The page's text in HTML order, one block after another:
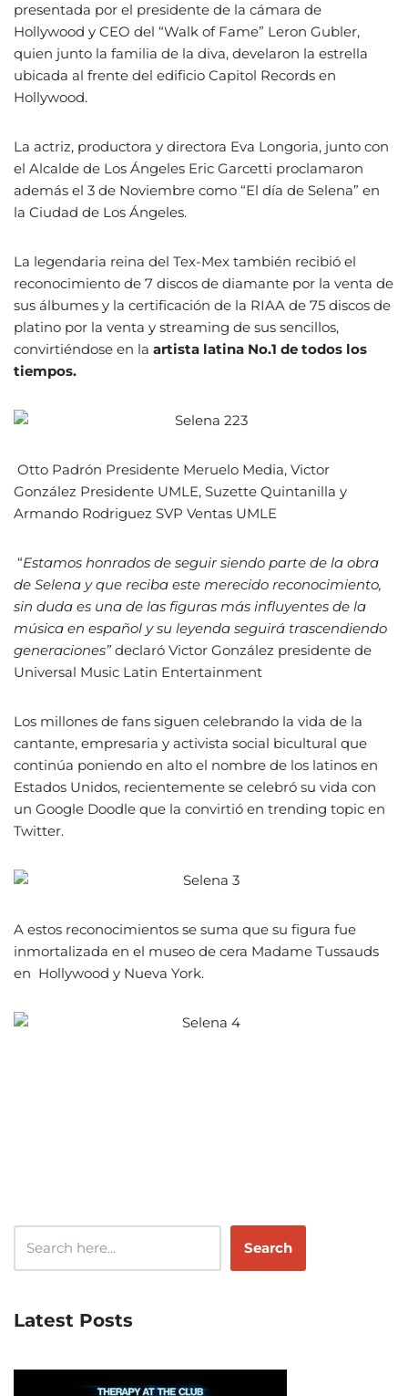
presentada por el presidente de la cámara de
Hollywood y CEO del “Walk of Fame” Leron Gubler,
quien junto la familia de la diva, develaron la estrella
ubicada al frente del edificio Capitol Records en
Hollywood.
La actriz, productora y directora Eva Longoria, junto con
el Alcalde de Los Ángeles Eric Garcetti proclamaron
además el 3 de Noviembre como “El día de Selena” en
la Ciudad de Los Ángeles.
La legendaria reina del Tex-Mex también recibió el
reconocimiento de 7 discos de diamante por la venta de
sus álbumes y la certificación de la RIAA de 75 discos de
platino por la venta y streaming de sus sencillos,
convirtiéndose en la artista latina No.1 de todos los
tiempos.
Otto Padrón Presidente Meruelo Media, Victor
González Presidente UMLE, Suzette Quintanilla y
Armando Rodriguez SVP Ventas UMLE
“Estamos honrados de seguir siendo parte de la obra
de Selena y que reciba este merecido reconocimiento,
sin duda es una de las figuras más influyentes de la
música en español y su leyenda seguirá trascendiendo
generaciones”declaró Victor González presidente de
Universal Music Latin Entertainment
Los millones de fans siguen celebrando la vida de la
cantante, empresaria y activista social bicultural que
continúa poniendo en alto el nombre de los latinos en
Estados Unidos, recientemente se celebró su vida con
un Google Doodle que la convirtió en trending topic en
Twitter.
A estos reconocimientos se suma que su figura fue
inmortalizada en el museo de cera Madame Tussauds
en Hollywood y Nueva York.
Search
Latest Posts